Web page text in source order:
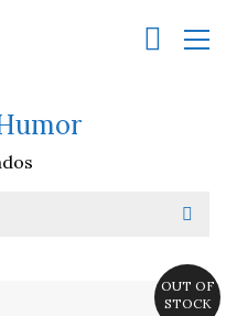
OUT OF
STOCK